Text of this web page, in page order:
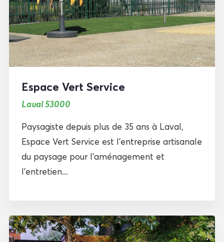
Espace Vert Service
Laval 53000
Paysagiste depuis plus de 35 ans à Laval,
Espace Vert Service est l’entreprise artisanale
du paysage pour l’aménagement et
l’entretien...